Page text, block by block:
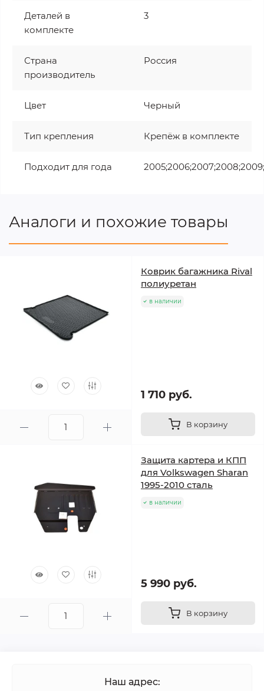
Деталей в
комплекте
3
Страна
производитель
Россия
Цвет Черный
Тип крепления Крепёж в комплекте
Подходит для года
Аналоги и похожие товары
Коврик багажника Rival
полиуретан
в наличии
1 710 руб.
В корзину
Защита картера и КПП
для Volkswagen Sharan
1995-2010 сталь
в наличии
5 990 руб.
В корзину
Наш адрес: